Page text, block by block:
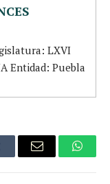
LXVI
Entidad: Puebla
Email